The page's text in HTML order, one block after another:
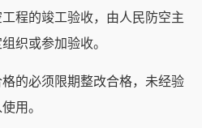
工程的竣工验收，由人民防空主
织或参加验收。
的必须限期整改合格，未经验
用。